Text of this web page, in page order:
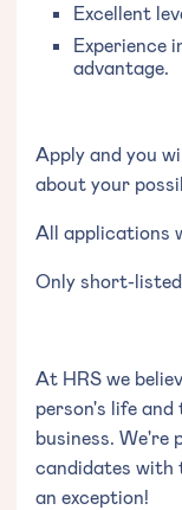
Excellent
Experience
advantage.
Apply and you
about your
All applications
Only short-
At HRS we
person's life
business. We're
candidates with
an exception!